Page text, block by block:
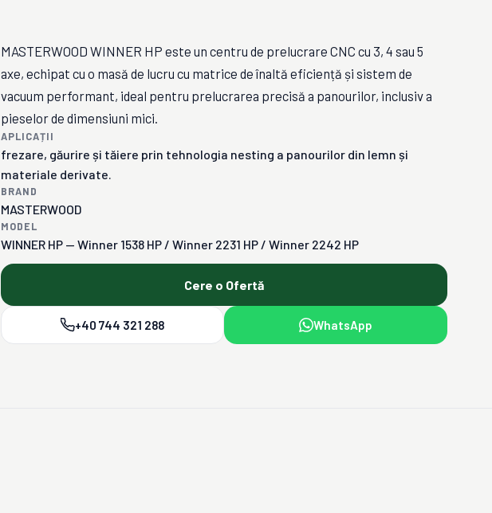
MASTERWOOD WINNER HP este un centru de prelucrare CNC cu 3, 4 sau 5
axe, echipat cu o masă de lucru cu matrice de înaltă eficiență și sistem de
vacuum performant, ideal pentru prelucrarea precisă a panourilor, inclusiv a
pieselor de dimensiuni mici.
APLICAȚII
frezare, găurire și tăiere prin tehnologia nesting a panourilor din lemn și
materiale derivate.
BRAND
MASTERWOOD
MODEL
WINNER HP — Winner 1538 HP / Winner 2231 HP / Winner 2242 HP
Cere o Ofertă
+40 744 321 288 WhatsApp